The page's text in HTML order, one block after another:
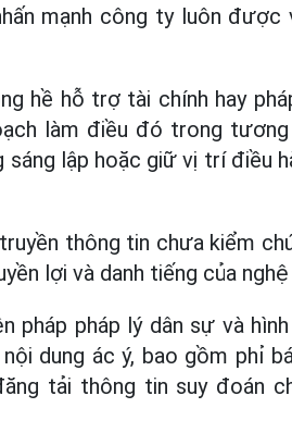
mạnh công ty luôn được
hề hỗ trợ tài chính hay
làm điều đó trong tương
lập hoặc giữ vị trí điều
thông tin chưa kiểm
lợi và danh tiếng của
pháp pháp lý dân sự và
dung ác ý, bao gồm phỉ
tải thông tin suy đoán